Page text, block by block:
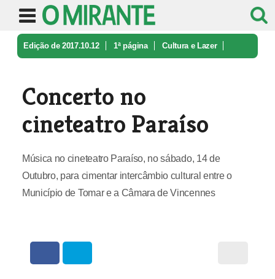
Edição de 2017.10.12 1ª página Cultura e Lazer
Concerto no
cineteatro Paraíso
Música no cineteatro Paraíso, no sábado, 14 de
Outubro, para cimentar intercâmbio cultural entre o
Município de Tomar e a Câmara de Vincennes